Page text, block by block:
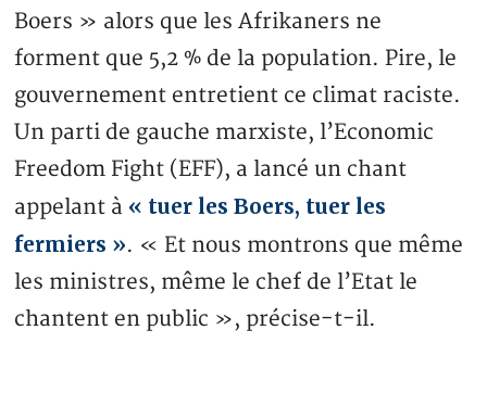
Boers » alors que les Afrikaners ne
forment que 5,2 % de la population. Pire, le
gouvernement entretient ce climat raciste.
Un parti de gauche marxiste, l’Economic
Freedom Fight (EFF), a lancé un chant
appelant à « tuer les Boers, tuer les
fermiers ». « Et nous montrons que même
les ministres, même le chef de l’Etat le
chantent en public », précise-t-il.